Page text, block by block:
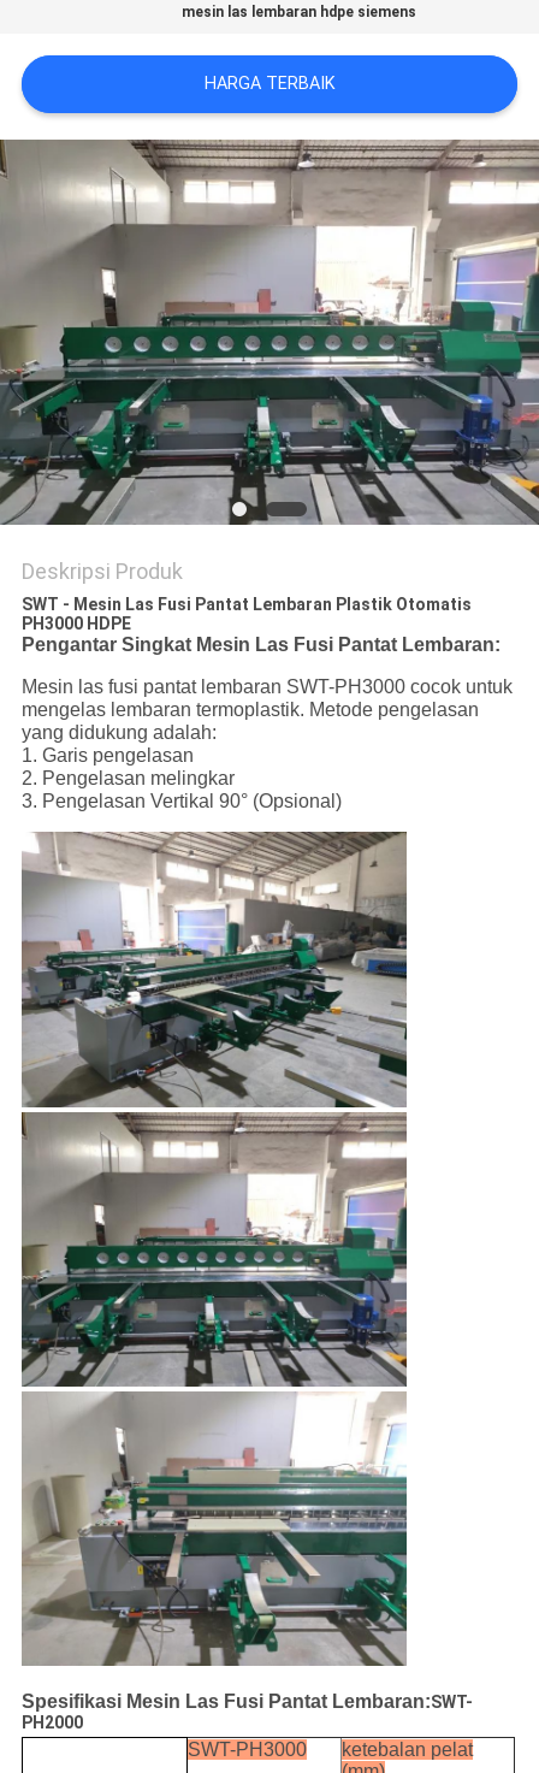
PRIVACY
POLICY
mesin las lembaran hdpe siemens
HARGA TERBAIK
Deskripsi Produk
SWT - Mesin Las Fusi Pantat Lembaran Plastik Otomatis
PH3000 HDPE
Pengantar Singkat Mesin Las Fusi Pantat Lembaran:
Mesin las fusi pantat lembaran SWT-PH3000 cocok untuk
mengelas lembaran termoplastik. Metode pengelasan
yang didukung adalah:
1. Garis pengelasan
2. Pengelasan melingkar
3. Pengelasan Vertikal 90° (Opsional)
Spesifikasi Mesin Las Fusi Pantat Lembaran:SWT-
PH2000
SWT-PH3000
ketebalan pelat